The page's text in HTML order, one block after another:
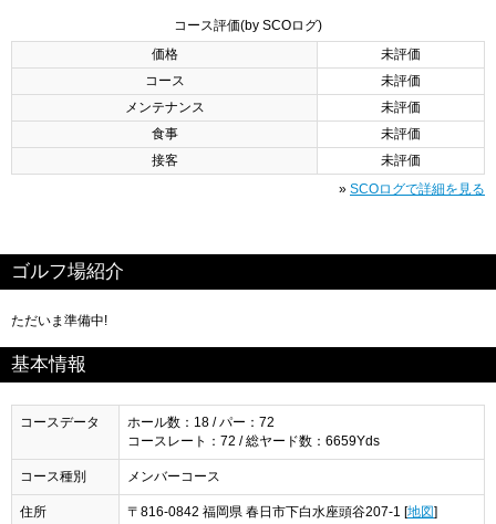
コース評価(by SCOログ)
価格
未評価
コース
未評価
メンテナンス
未評価
食事
未評価
接客
未評価
» SCOログで詳細を見る
ゴルフ場紹介
ただいま準備中!
基本情報
コースデータ
ホール数：18 / パー：72
コースレート：72 / 総ヤード数：6659Yds
コース種別 メンバーコース
住所 〒816-0842 福岡県 春日市下白水座頭谷207-1 [地図]